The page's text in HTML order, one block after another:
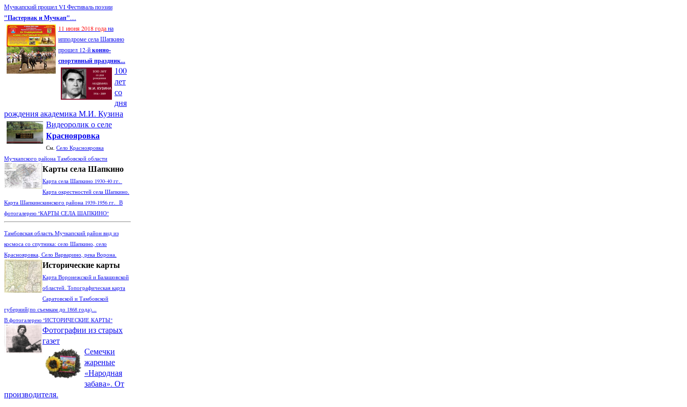
Мучкапский прошел VI Фестиваль поэзии
"Пастернак и Мучкап"....
11 июня 2018 годана
ипподроме села Шапкино
прошел 12-йконно-
спортивный праздник...
100
лет
со
дня
рождения академика М.И. Кузина
Видеоролик о селе
Краснояровка
См. Село Краснояровка
Мучкапского района Тамбовской области
Карты села Шапкино
Карта села Шапкино 1930-40 гг.
Карта окрестностей села Шапкино.
Карта Шапкинскинского района 1939-1956 гг. В
фотогалерею "КАРТЫ СЕЛА ШАПКИНО"
Тамбовская область Мучкапский район вид из
космоса со спутника: село Шапкино, село
Краснояровка, Село Варварино, река Ворона.
Исторические карты
Карта Воронежской и Балашовской
областей. Топографическая карта
Саратовской и Тамбовской
губерний(по съемкам до 1868 года)...
В фотогалерею "ИСТОРИЧЕСКИЕ КАРТЫ"
Фотографии из старых
газет
Семечки
жареные
«Народная
забава». От
производителя.